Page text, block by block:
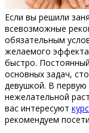
Если вы решили
всевозможные
обязательным
желаемого
быстро.
основных задач,
девушкой. В первую
нежелательной
вас интересуют
рекомендуем